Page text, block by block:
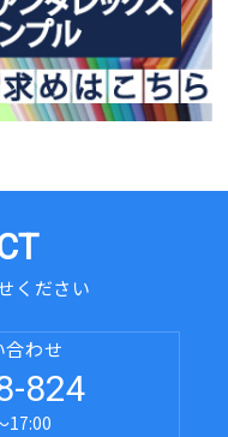
ください
合わせ
824
17:00